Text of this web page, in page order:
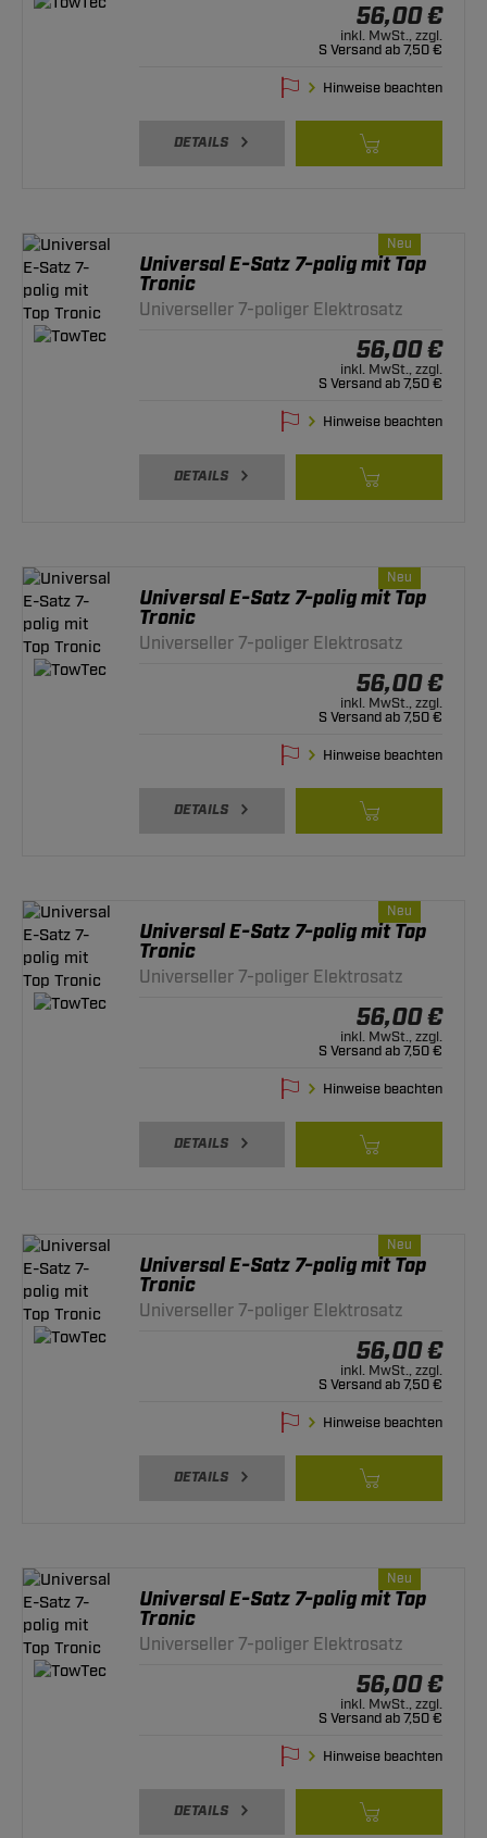
56,00 €
inkl. MwSt., zzgl.
S Versand ab 7,50 €
Hinweise beachten
DETAILS
Neu
Universal E-Satz 7-polig mit Top
Tronic
Universeller 7-poliger Elektrosatz
56,00 €
inkl. MwSt., zzgl.
S Versand ab 7,50 €
Hinweise beachten
DETAILS
Neu
Universal E-Satz 7-polig mit Top
Tronic
Universeller 7-poliger Elektrosatz
56,00 €
inkl. MwSt., zzgl.
S Versand ab 7,50 €
Hinweise beachten
DETAILS
Neu
Universal E-Satz 7-polig mit Top
Tronic
Universeller 7-poliger Elektrosatz
56,00 €
inkl. MwSt., zzgl.
S Versand ab 7,50 €
Hinweise beachten
DETAILS
Neu
Universal E-Satz 7-polig mit Top
Tronic
Universeller 7-poliger Elektrosatz
56,00 €
inkl. MwSt., zzgl.
S Versand ab 7,50 €
Hinweise beachten
DETAILS
Neu
Universal E-Satz 7-polig mit Top
Tronic
Universeller 7-poliger Elektrosatz
56,00 €
inkl. MwSt., zzgl.
S Versand ab 7,50 €
Hinweise beachten
DETAILS